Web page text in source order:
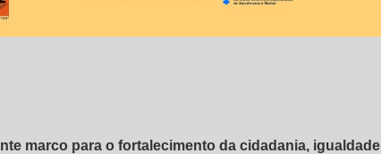
marco para o fortalecimento da cidadania, igualdade